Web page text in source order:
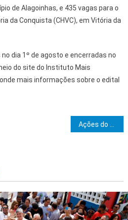
de Alagoinhas, e 435 vagas para o
da Conquista (CHVC), em Vitória da
dia 1º de agosto e encerradas no
do site do Instituto Mais
mais informações sobre o edital
Post